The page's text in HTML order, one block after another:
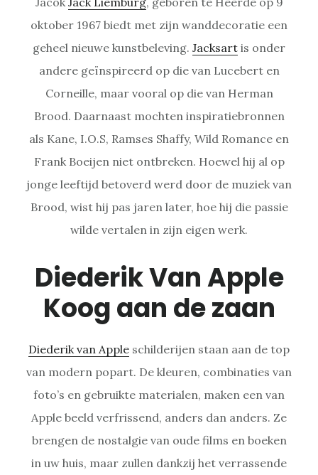
oktober 1967 biedt met zijn wanddecoratie een
geheel nieuwe kunstbeleving. Jacksart is onder
andere geïnspireerd op die van Lucebert en
Corneille, maar vooral op die van Herman
Brood. Daarnaast mochten inspiratiebronnen
als Kane, I.O.S, Ramses Shaffy, Wild Romance en
Frank Boeijen niet ontbreken. Hoewel hij al op
jonge leeftijd betoverd werd door de muziek van
Brood, wist hij pas jaren later, hoe hij die passie
wilde vertalen in zijn eigen werk.
Diederik Van Apple
Koog aan de zaan
Diederik van Apple schilderijen staan aan de top
van modern popart. De kleuren, combinaties van
foto’s en gebruikte materialen, maken een van
Apple beeld verfrissend, anders dan anders. Ze
brengen de nostalgie van oude films en boeken
in uw huis, maar zullen dankzij het verrassende